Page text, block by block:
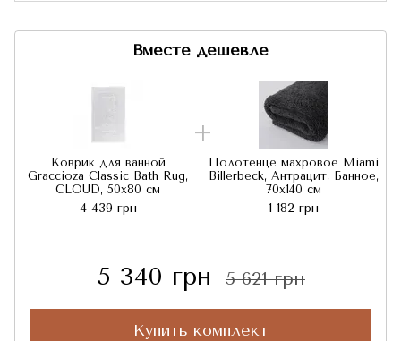
Вместе дешевле
Коврик для ванной
Graccioza Classic Bath Rug,
CLOUD, 50x80 см
4 439 грн
Полотенце махровое Miami
Billerbeck, Антрацит, Банное,
70x140 см
1 182 грн
5 340 грн 5 621 грн
Купить комплект